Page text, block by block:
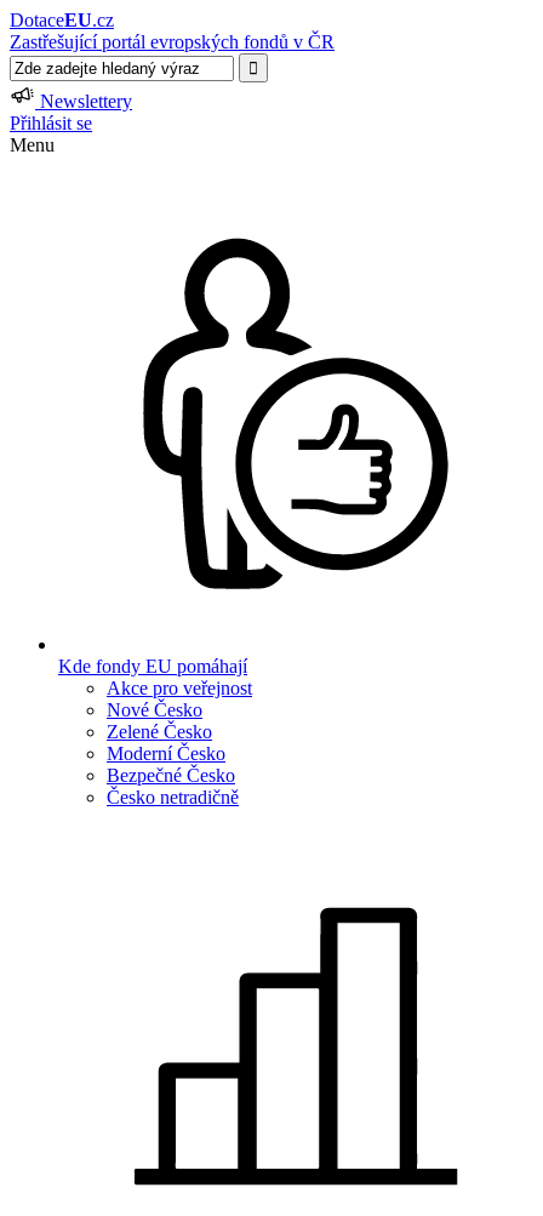
DotaceEU.cz
Zastřešující portál evropských fondů v ČR
Newslettery
Přihlásit se
Menu
Kde fondy EU pomáhají
Akce pro veřejnost
Nové Česko
Zelené Česko
Moderní Česko
Bezpečné Česko
Česko netradičně